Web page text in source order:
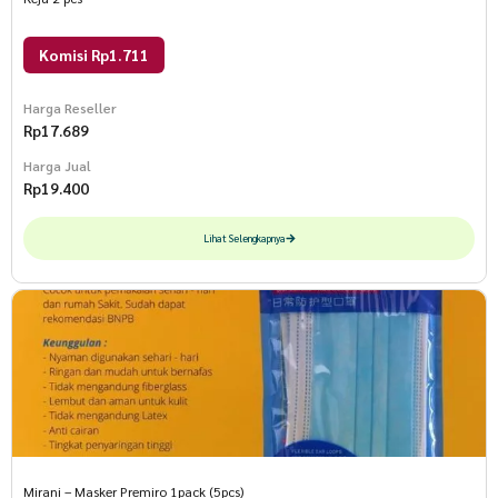
Komisi Rp1.711
Harga Reseller
Rp17.689
Harga Jual
Rp19.400
Lihat Selengkapnya
Mirani – Masker Premiro 1pack (5pcs)